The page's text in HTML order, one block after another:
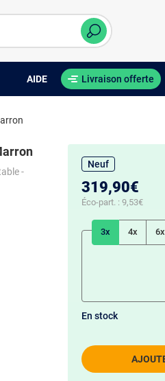
AIDE Livraison offerte
-
Neuf
319,90€
Éco-part. : 9,53€
3x 4x 6x
En stock